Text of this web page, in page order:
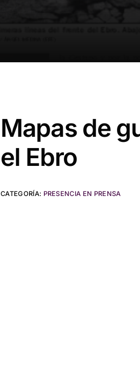
Mapas de
el Ebro
CATEGORÍA: PRESENCIA EN PRENSA